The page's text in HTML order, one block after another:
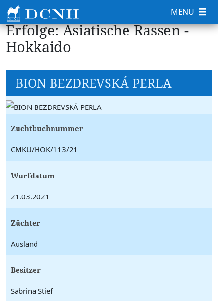
Erfolge: Asiatische Rassen -
Hokkaido
BION BEZDREVSKÁ PERLA
Zuchtbuchnummer
CMKU/HOK/113/21
Wurfdatum
21.03.2021
Züchter
Ausland
Besitzer
Sabrina Stief
MENU